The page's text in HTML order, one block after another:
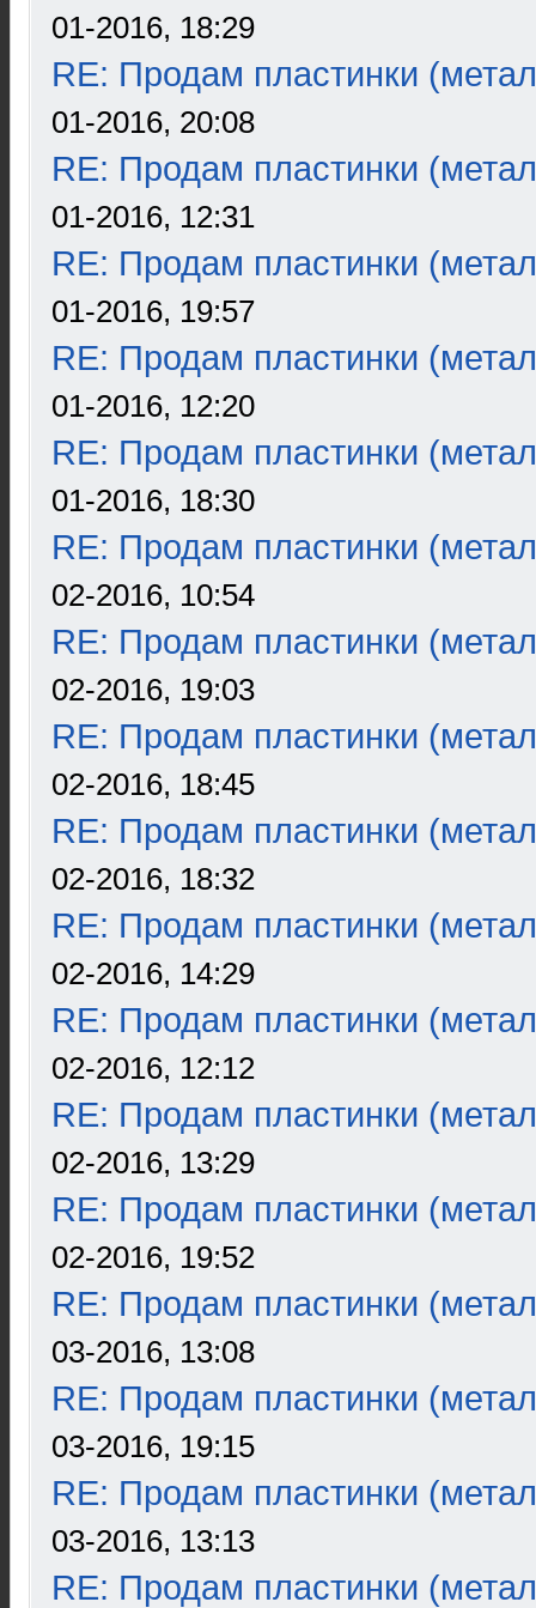
01-2016, 18:29
RE: Продам пластинки
01-2016, 20:08
RE: Продам пластинки
01-2016, 12:31
RE: Продам пластинки
01-2016, 19:57
RE: Продам пластинки
01-2016, 12:20
RE: Продам пластинки
01-2016, 18:30
RE: Продам пластинки
02-2016, 10:54
RE: Продам пластинки
02-2016, 19:03
RE: Продам пластинки
02-2016, 18:45
RE: Продам пластинки
02-2016, 18:32
RE: Продам пластинки
02-2016, 14:29
RE: Продам пластинки
02-2016, 12:12
RE: Продам пластинки
02-2016, 13:29
RE: Продам пластинки
02-2016, 19:52
RE: Продам пластинки
03-2016, 13:08
RE: Продам пластинки
03-2016, 19:15
RE: Продам пластинки
03-2016, 13:13
RE: Продам пластинки